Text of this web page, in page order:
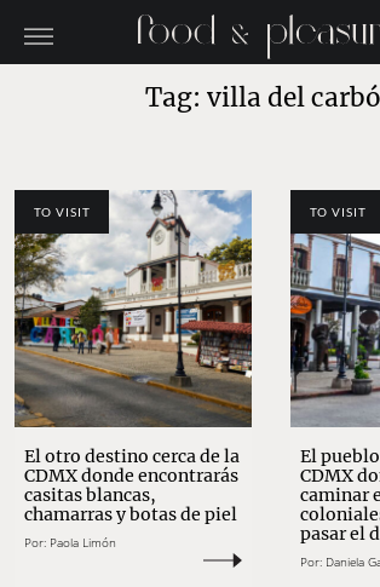
Tag: villa del
TO VISIT
El otro destino cerca de la
CDMX donde encontrarás
casitas blancas,
chamarras y botas de piel
Por: Paola Limón
TO VISIT
El
CDMX
caminar
pasar el
Por: Daniela